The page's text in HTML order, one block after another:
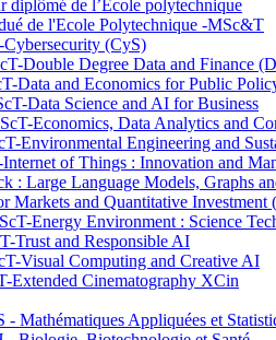
diplômé de l’École polytechnique
de l'Ecole Polytechnique -MSc&T
(CyS)
Double Degree Data and Finance
Data and Economics for Public
Data Science and AI for Business
Economics, Data Analytics and
Environmental Engineering and
of Things : Innovation and
: Large Language Models, Graphs
Markets and Quantitative
Energy Environment : Science
Trust and Responsible AI
Visual Computing and Creative AI
Extended Cinematography XCin
Mathématiques Appliquées et